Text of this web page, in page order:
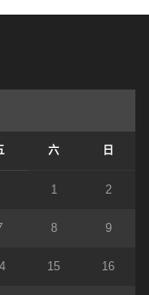
六 日
1 2
8 9
15 16